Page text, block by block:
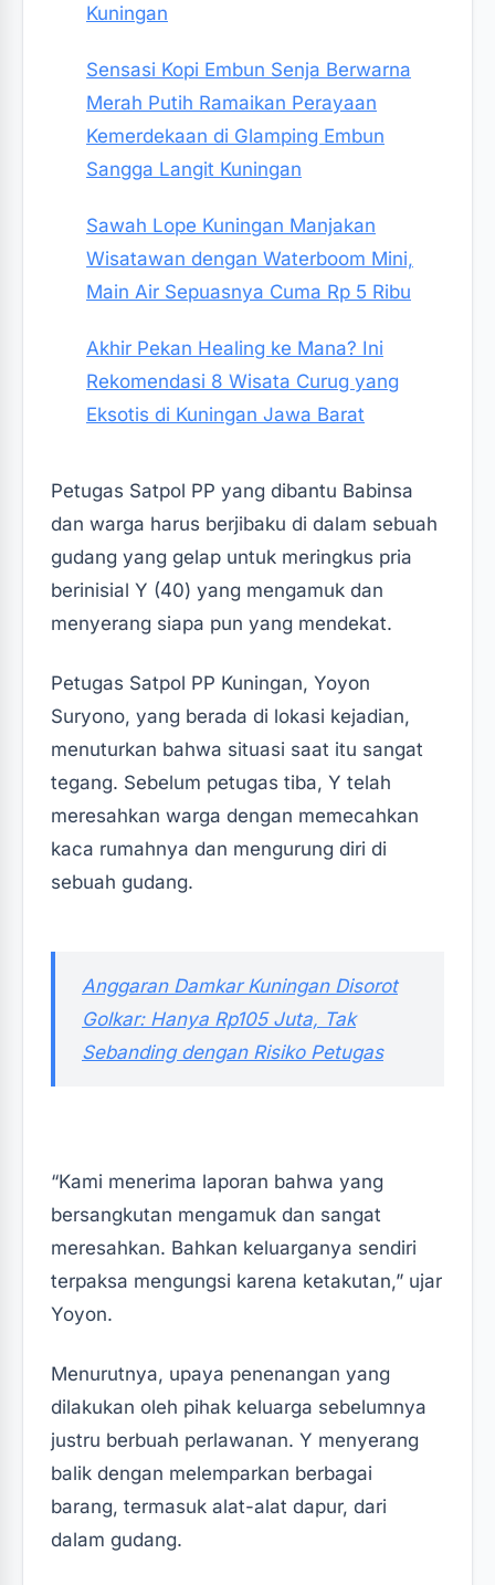
Kuningan
Sensasi Kopi Embun Senja Berwarna
Merah Putih Ramaikan Perayaan
Kemerdekaan di Glamping Embun
Sangga Langit Kuningan
Sawah Lope Kuningan Manjakan
Wisatawan dengan Waterboom Mini,
Main Air Sepuasnya Cuma Rp 5 Ribu
Akhir Pekan Healing ke Mana? Ini
Rekomendasi 8 Wisata Curug yang
Eksotis di Kuningan Jawa Barat
Petugas Satpol PP yang dibantu Babinsa
dan warga harus berjibaku di dalam sebuah
gudang yang gelap untuk meringkus pria
berinisial Y (40) yang mengamuk dan
menyerang siapa pun yang mendekat.
Petugas Satpol PP Kuningan, Yoyon
Suryono, yang berada di lokasi kejadian,
menuturkan bahwa situasi saat itu sangat
tegang. Sebelum petugas tiba, Y telah
meresahkan warga dengan memecahkan
kaca rumahnya dan mengurung diri di
sebuah gudang.
‎Anggaran Damkar Kuningan Disorot
Golkar: Hanya Rp105 Juta, Tak
Sebanding dengan Risiko Petugas
“Kami menerima laporan bahwa yang
bersangkutan mengamuk dan sangat
meresahkan. Bahkan keluarganya sendiri
terpaksa mengungsi karena ketakutan,” ujar
Yoyon.
Menurutnya, upaya penenangan yang
dilakukan oleh pihak keluarga sebelumnya
justru berbuah perlawanan. Y menyerang
balik dengan melemparkan berbagai
barang, termasuk alat-alat dapur, dari
dalam gudang.